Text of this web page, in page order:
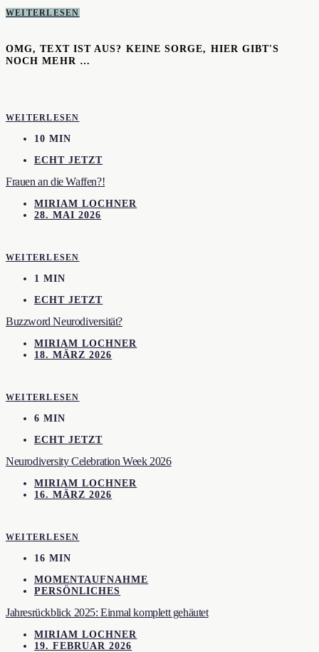
WEITERLESEN
OMG, TEXT IST AUS? KEINE SORGE, HIER GIBT'S
NOCH MEHR …
WEITERLESEN
10 MIN
ECHT JETZT
Frauen an die Waffen?!
MIRIAM LOCHNER
28. MAI 2026
WEITERLESEN
1 MIN
ECHT JETZT
Buzzword Neurodiversität?
MIRIAM LOCHNER
18. MÄRZ 2026
WEITERLESEN
6 MIN
ECHT JETZT
Neurodiversity Celebration Week 2026
MIRIAM LOCHNER
16. MÄRZ 2026
WEITERLESEN
16 MIN
MOMENTAUFNAHME
PERSÖNLICHES
Jahresrückblick 2025: Einmal komplett gehäutet
MIRIAM LOCHNER
19. FEBRUAR 2026